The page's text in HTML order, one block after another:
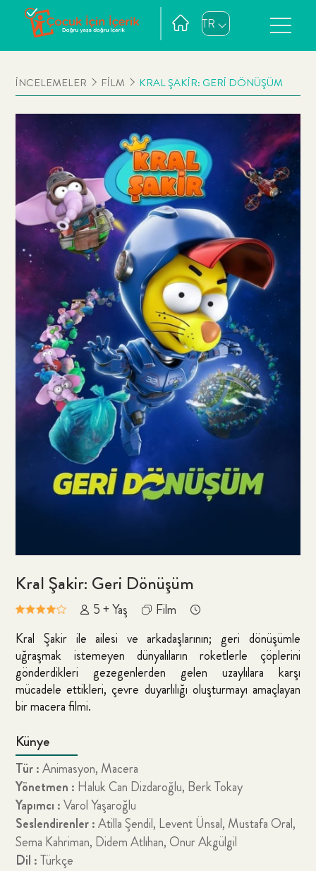
TR
İNCELEMELER FİLM KRAL ŞAKİR: GERİ DÖNÜŞÜM
Kral Şakir: Geri Dönüşüm
5 + Yaş
Film
Kral Şakir ile ailesi ve arkadaşlarının; geri dönüşümle
uğraşmak istemeyen dünyalıların roketlerle çöplerini
gönderdikleri gezegenlerden gelen uzaylılara karşı
mücadele ettikleri, çevre duyarlılığı oluşturmayı amaçlayan
bir macera filmi.
Künye
Tür :Animasyon, Macera
Yönetmen : Haluk Can Dizdaroğlu, Berk Tokay
Yapımcı :Varol Yaşaroğlu
Seslendirenler :Atilla Şendil, Levent Ünsal, Mustafa Oral,
Sema Kahriman, Didem Atlıhan, Onur Akgülgil
Dil :Türkçe